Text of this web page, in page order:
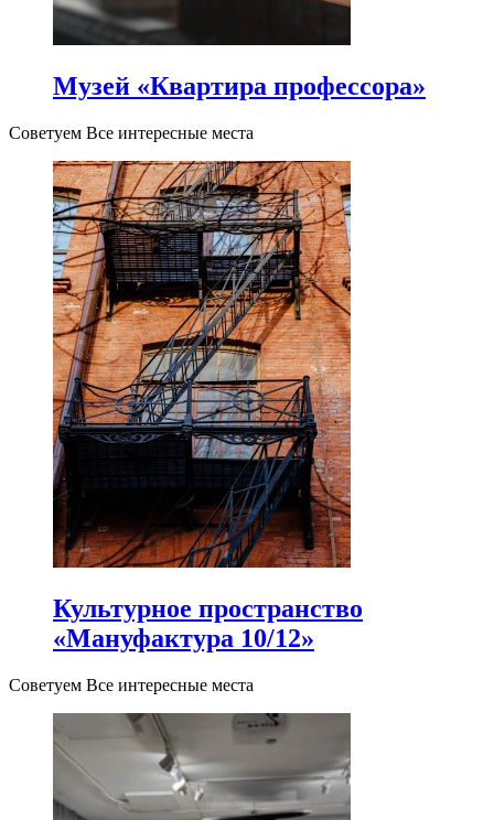
Музей «Квартира профессора»
Советуем Все интересные места
Культурное пространство
«Мануфактура 10/12»
Советуем Все интересные места